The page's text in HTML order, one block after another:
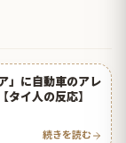
」に自動車のアレ
イ人の反応】
続きを読む